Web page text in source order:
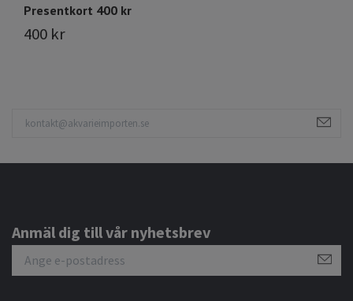
Presentkort 400 kr
400 kr
Anmäl dig till vår nyhetsbrev